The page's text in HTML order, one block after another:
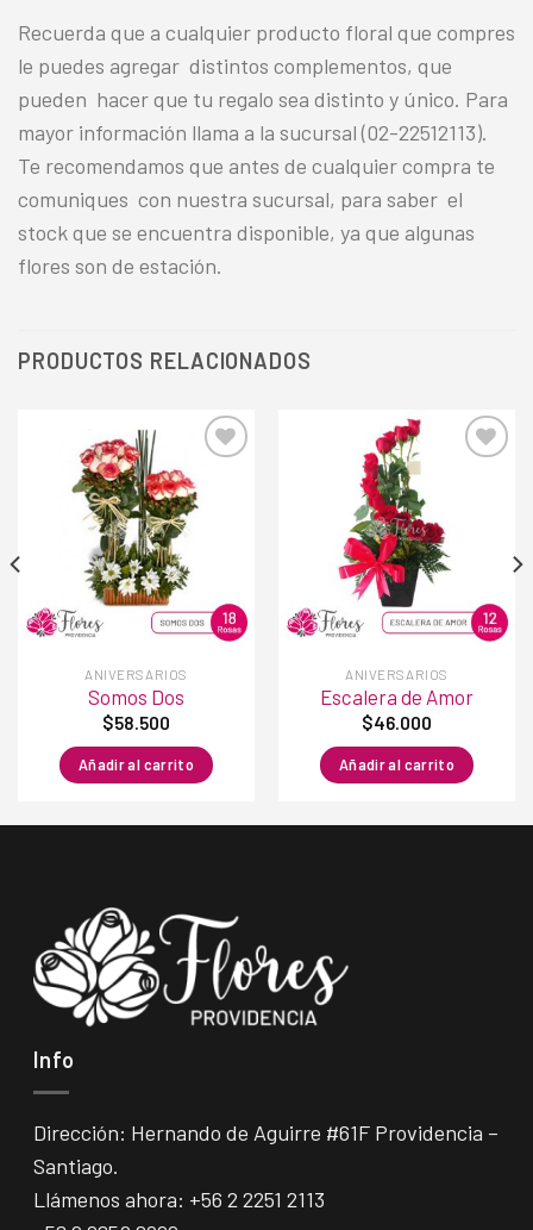
Recuerda que a cualquier producto floral que compres
le puedes agregar distintos complementos, que
pueden hacer que tu regalo sea distinto y único. Para
mayor información llama a la sucursal (02-22512113).
Te recomendamos que antes de cualquier compra te
comuniques con nuestra sucursal, para saber el
stock que se encuentra disponible, ya que algunas
flores son de estación.
PRODUCTOS RELACIONADOS
ANIVERSARIOS
Somos Dos
$58.500
Añadir al carrito
ANIVERSARIOS
Escalera de Amor
$46.000
Añadir al carrito
Info
Dirección: Hernando de Aguirre #61F Providencia –
Santiago.
Llámenos ahora: +56 2 2251 2113